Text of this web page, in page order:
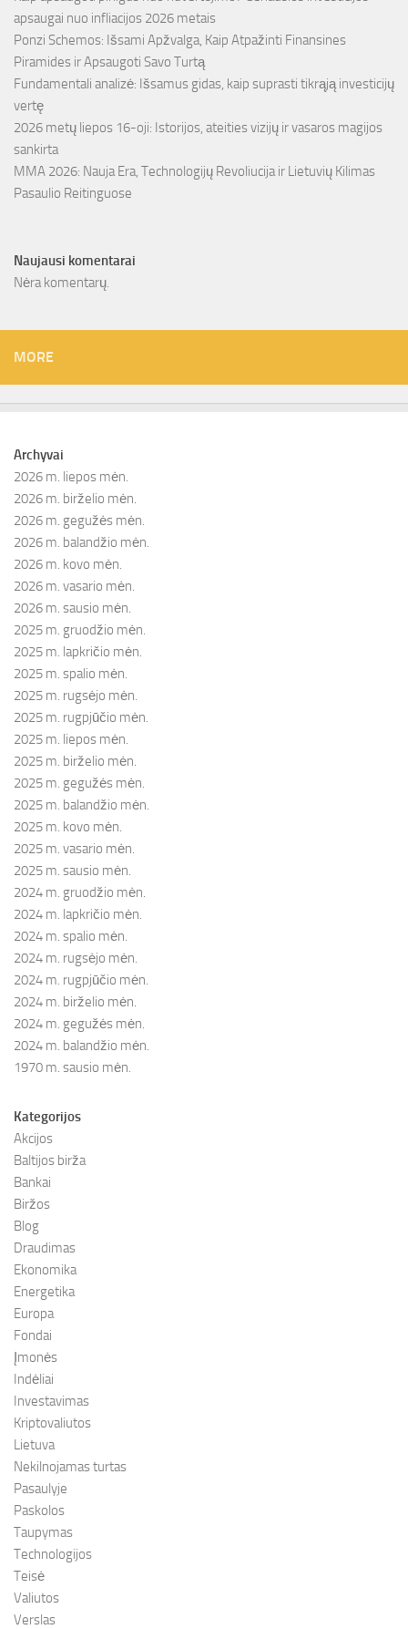
apsaugai nuo infliacijos 2026 metais
Ponzi Schemos: Išsami Apžvalga, Kaip Atpažinti Finansines
Piramides ir Apsaugoti Savo Turtą
Fundamentali analizė: Išsamus gidas, kaip suprasti tikrąją investicijų
vertę
2026 metų liepos 16-oji: Istorijos, ateities vizijų ir vasaros magijos
sankirta
MMA 2026: Nauja Era, Technologijų Revoliucija ir Lietuvių Kilimas
Pasaulio Reitinguose
Naujausi komentarai
Nėra komentarų.
MORE
Archyvai
2026 m. liepos mėn.
2026 m. birželio mėn.
2026 m. gegužės mėn.
2026 m. balandžio mėn.
2026 m. kovo mėn.
2026 m. vasario mėn.
2026 m. sausio mėn.
2025 m. gruodžio mėn.
2025 m. lapkričio mėn.
2025 m. spalio mėn.
2025 m. rugsėjo mėn.
2025 m. rugpjūčio mėn.
2025 m. liepos mėn.
2025 m. birželio mėn.
2025 m. gegužės mėn.
2025 m. balandžio mėn.
2025 m. kovo mėn.
2025 m. vasario mėn.
2025 m. sausio mėn.
2024 m. gruodžio mėn.
2024 m. lapkričio mėn.
2024 m. spalio mėn.
2024 m. rugsėjo mėn.
2024 m. rugpjūčio mėn.
2024 m. birželio mėn.
2024 m. gegužės mėn.
2024 m. balandžio mėn.
1970 m. sausio mėn.
Kategorijos
Akcijos
Baltijos birža
Bankai
Biržos
Blog
Draudimas
Ekonomika
Energetika
Europa
Fondai
Įmonės
Indėliai
Investavimas
Kriptovaliutos
Lietuva
Nekilnojamas turtas
Pasaulyje
Paskolos
Taupymas
Technologijos
Teisė
Valiutos
Verslas